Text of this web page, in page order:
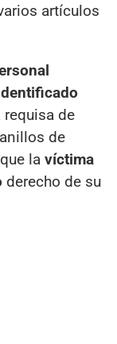
artículos
requisa de
de
la víctima
derecho de su